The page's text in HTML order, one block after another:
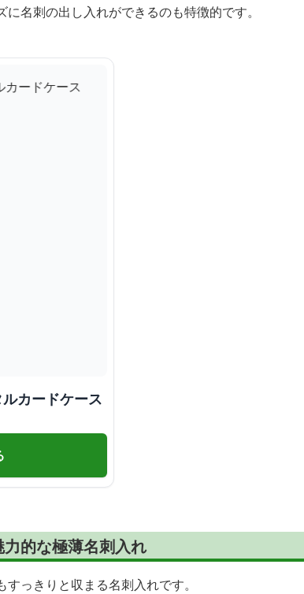
名刺の出し入れができるのも特徴的です。
カードケース
的な極薄名刺入れ
っきりと収まる名刺入れです。